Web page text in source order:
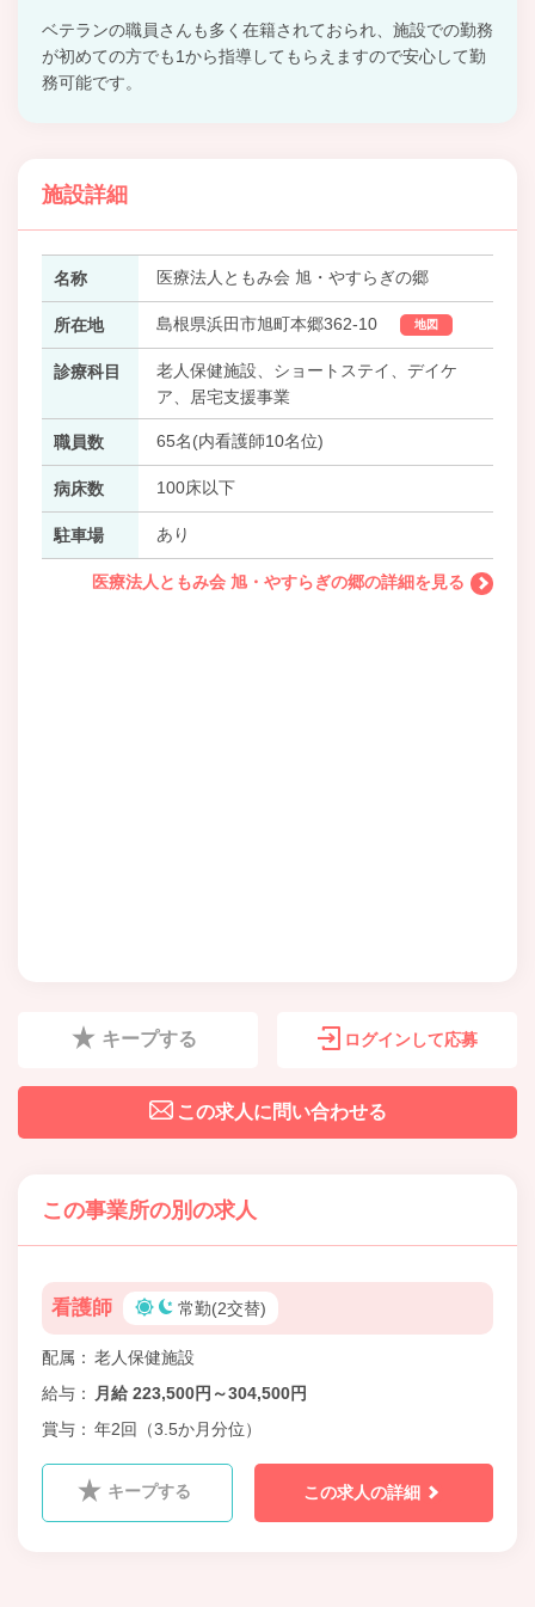
ベテランの職員さんも多く在籍されておられ、施設での勤務
が初めての方でも1から指導してもらえますので安心して勤
務可能です。
施設詳細
名称 医療法人ともみ会 旭・やすらぎの郷
所在地 島根県浜田市旭町本郷362-10 地図
診療科目
老人保健施設、ショートステイ、デイケ
ア、居宅支援事業
職員数 65名(内看護師10名位)
病床数 100床以下
駐車場 あり
医療法人ともみ会 旭・やすらぎの郷の詳細を見る
キープする ログインして応募
この求人に問い合わせる
この事業所の別の求人
看護師 常勤(2交替)
配属
老人保健施設
給与
月給 223,500円～304,500円
賞与
年2回（3.5か月分位）
キープする この求人の詳細